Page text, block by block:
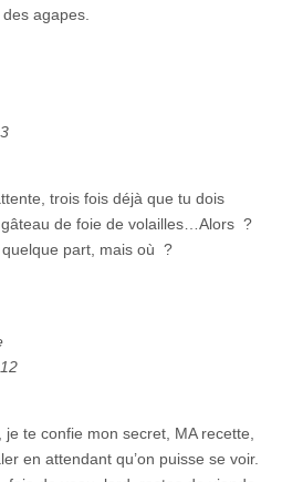
agapes.
trois fois déjà que tu dois
gâteau de foie de volailles…Alors ?
part, mais où ?
te confie mon secret, MA recette,
en attendant qu’on puisse se voir.